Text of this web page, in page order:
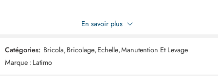
Soyez le premier à donner votre avis sur “LATIMO Echelle ascada
multifonction 4×4 ART03539”
Commentaires
Il n'y a pas encore de critiques.
En savoir plus
Catégories: Bricola,Bricolage,Echelle,Manutention Et Levage
Marque :Latimo